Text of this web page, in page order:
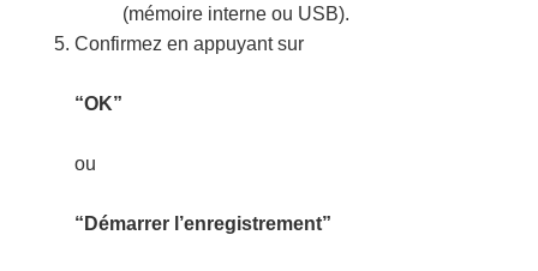
(mémoire interne ou USB).
Confirmez en appuyant sur
“OK”
ou
“Démarrer l’enregistrement”